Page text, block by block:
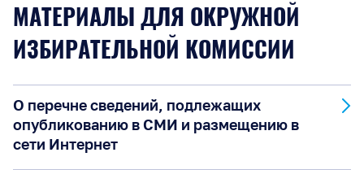
Для территориальной избирательной
комиссии
Выборы Президента Российской Федерации
МАТЕРИАЛЫ ДЛЯ ОКРУЖНОЙ
ИЗБИРАТЕЛЬНОЙ КОМИССИИ
О перечне сведений, подлежащих
опубликованию в СМИ и размещению в
сети Интернет